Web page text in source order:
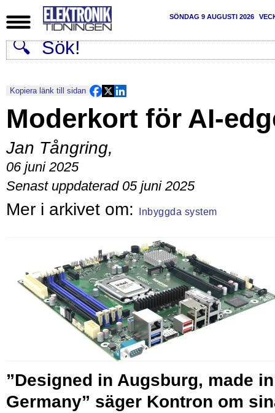
SÖNDAG 9 AUGUSTI 2026
Kopiera länk till sidan
Moderkort för AI-
Jan Tångring,
06 juni 2025
Senast uppdaterad 05 juni 2025
Inbyggda system
”Designed in Augsburg, made in
Germany” säger Kontron om